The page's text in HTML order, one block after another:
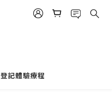
登記體驗療程